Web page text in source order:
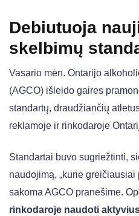
Debiutuoja
skelbimų
Vasario mėn. Ontarijo
(AGCO) išleido gaires
standartų, draudžiančių
reklamoje ir rinkodaroje
Standartai buvo sugriežtinti,
naudojimą, „kurie greičiausiai
sakoma AGCO pranešime.
rinkodaroje naudoti